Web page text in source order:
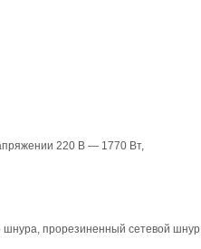
220 В — 1770 Вт,
шнура, прорезиненный сетевой шнур